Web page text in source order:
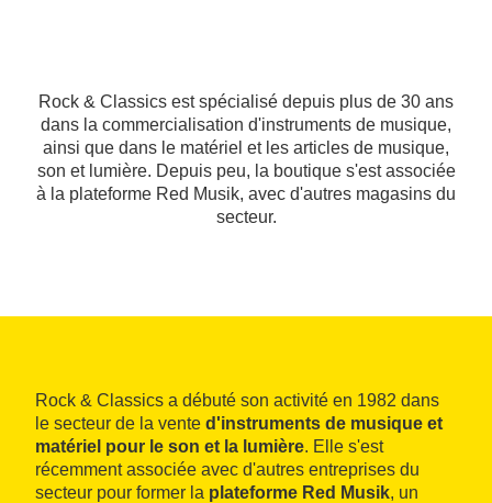
Rock & Classics est spécialisé depuis plus de 30 ans
dans la commercialisation d'instruments de musique,
ainsi que dans le matériel et les articles de musique,
son et lumière. Depuis peu, la boutique s'est associée
à la plateforme Red Musik, avec d'autres magasins du
secteur.
Rock & Classics a débuté son activité en 1982 dans
le secteur de la vente d'instruments de musique et
matériel pour le son et la lumière. Elle s'est
récemment associée avec d'autres entreprises du
secteur pour former la plateforme Red Musik, un